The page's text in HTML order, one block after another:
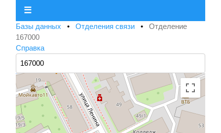
☰
Базы данных • Отделения связи • Отделение
167000
Справка